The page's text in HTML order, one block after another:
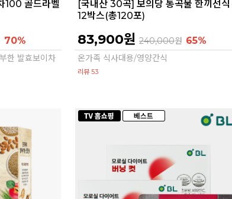
100 골드라벨
70%
한 발효보이차
[국내산 30곡] 보의당 통곡물 한끼선식
12박스(총120포)
83,900원 240,000원 65%
온가족 식사대용/영양간식
리뷰 53